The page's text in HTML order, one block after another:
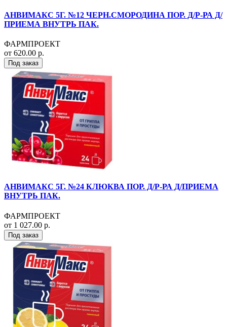
АНВИМАКС 5Г. №12 ЧЕРН.СМОРОДИНА ПОР. Д/Р-РА Д/
ПРИЕМА ВНУТРЬ ПАК.
ФАРМПРОЕКТ
от 620.00 р.
Под заказ
АНВИМАКС 5Г. №24 КЛЮКВА ПОР. Д/Р-РА Д/ПРИЕМА
ВНУТРЬ ПАК.
ФАРМПРОЕКТ
от 1 027.00 р.
Под заказ